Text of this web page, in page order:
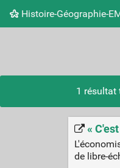
Histoire-Géographie-
1 résultat
«
de libre-